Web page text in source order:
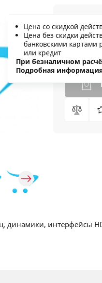
Цена со скидкой
Цена без скидки
банковскими картами
или кредит
При безналичном
Подробная
динамики, интерфейсы